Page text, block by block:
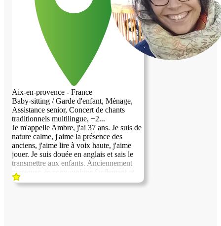
Aix-en-provence - France
Baby-sitting / Garde d'enfant, Ménage,
Assistance senior, Concert de chants
traditionnels multilingue, +2...
Je m'appelle Ambre, j'ai 37 ans. Je suis de
nature calme, j'aime la présence des
anciens, j'aime lire à voix haute, j'aime
jouer. Je suis douée en anglais et sais le
transmettre aux enfants. Anciennement
masseuse, je communique facilement et
apprécie l'échange avec autrui. Je suis non